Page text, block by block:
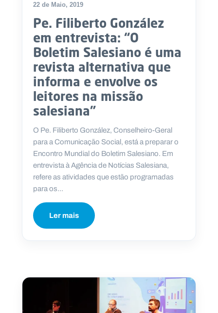
22 de Maio, 2019
Pe. Filiberto González
em entrevista: “O
Boletim Salesiano é uma
revista alternativa que
informa e envolve os
leitores na missão
salesiana”
O Pe. Filiberto González, Conselheiro-Geral
para a Comunicação Social, está a preparar o
Encontro Mundial do Boletim Salesiano. Em
entrevista à Agência de Notícias Salesiana,
refere as atividades que estão programadas
para os...
Ler mais
N
e
w
s
l
e
tt
e
r